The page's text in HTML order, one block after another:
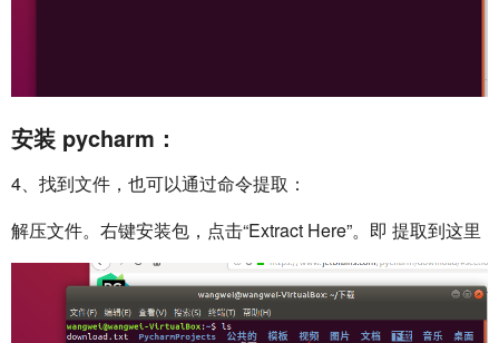
安装 pycharm：
4、找到文件，也可以通过命令提取：
解压文件。右键安装包，点击“Extract Here”。即 提取到这里